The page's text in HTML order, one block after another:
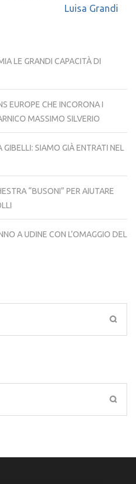
Luisa Grandi
LE GRANDI CAPACITÀ DI
EUROPE CHE INCORONA I
MASSIMO SILVERIO
SIAMO GIÀ ENTRATI NEL
“BUSONI” PER AIUTARE
A UDINE CON L’OMAGGIO DEL